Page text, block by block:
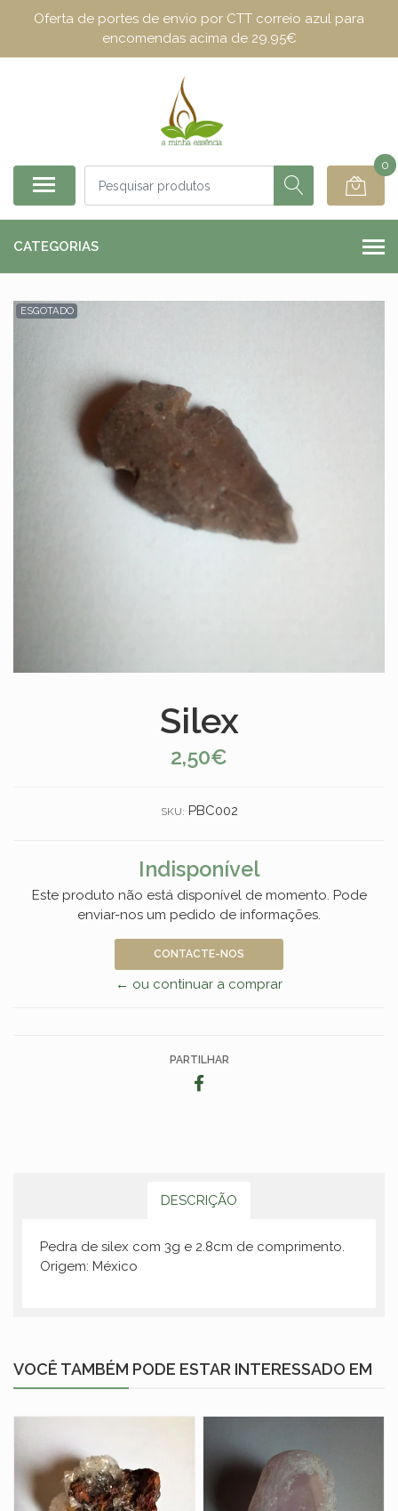
Oferta de portes de envio por CTT correio azul para
encomendas acima de 29.95€
0
CATEGORIAS
ESGOTADO
Silex
2,50€
SKU: PBC002
Indisponível
Este produto não está disponível de momento. Pode
enviar-nos um pedido de informações.
CONTACTE-NOS
← ou continuar a comprar
PARTILHAR
DESCRIÇÃO
Pedra de silex com 3g e 2.8cm de comprimento.
Origem: México
VOCÊ TAMBÉM PODE ESTAR INTERESSADO EM